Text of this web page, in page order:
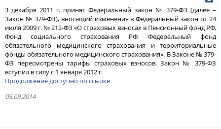
3 декабря 2011 г. принят Федеральный закон № 379-ФЗ (далее –
Закон № 379-ФЗ), вносящий изменения в Федеральный закон от 24
июля 2009 г. № 212-ФЗ «О страховых взносах в Пенсионный фонд РФ,
Фонд социального страхования РФ, Федеральный фонд
обязательного медицинского страхования и территориальные
фонды обязательного медицинского страхования». В Законе № 379-
ФЗ пересмотрены тарифы страховых взносов. Закон № 379-ФЗ
вступил в силу с 1 января 2012 г.
Продолжение доступно по ссылке
05.09.2014